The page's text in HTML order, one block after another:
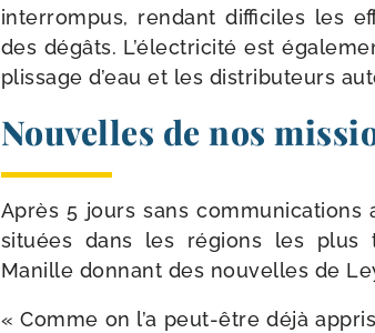
inter­rom­pus, ren­dant dif­fi­ciles les
des dégâts. L’électricité est
plis­sage d’eau et les dis­tri­bu­teurs
Nouvelles de nos
Après 5 jours sans
situées dans les régions les plus
Manille don­nant des nou­velles de
« Comme on l’a peut-​être déjà